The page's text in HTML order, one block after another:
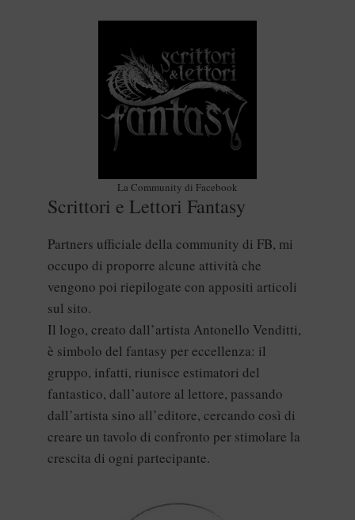
La Community di Facebook
Scrittori e Lettori Fantasy
Partners ufficiale della community di FB, mi
occupo di proporre alcune attività che
vengono poi riepilogate con appositi articoli
sul sito.
Il logo, creato dall’artista Antonello Venditti,
è simbolo del fantasy per eccellenza: il
gruppo, infatti, riunisce estimatori del
fantastico, dall’autore al lettore, passando
dall’artista sino all’editore, cercando così di
creare un tavolo di confronto per stimolare la
crescita di ogni partecipante.